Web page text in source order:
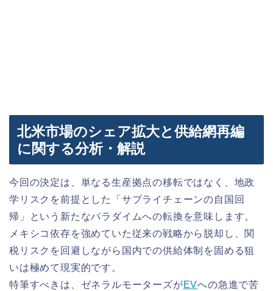
北米市場のシェア拡大と供給網再編
に関する分析・解説
今回の決定は、単なる生産拠点の移転ではなく、地政
学リスクを前提とした「サプライチェーンの自国回
帰」という新たなパラダイムへの転換を意味します。
メキシコ依存を強めていた従来の戦略から脱却し、関
税リスクを回避しながら国内での供給体制を固める狙
いは極めて現実的です。
特筆すべきは、ゼネラルモーターズがEVへの急進で苦